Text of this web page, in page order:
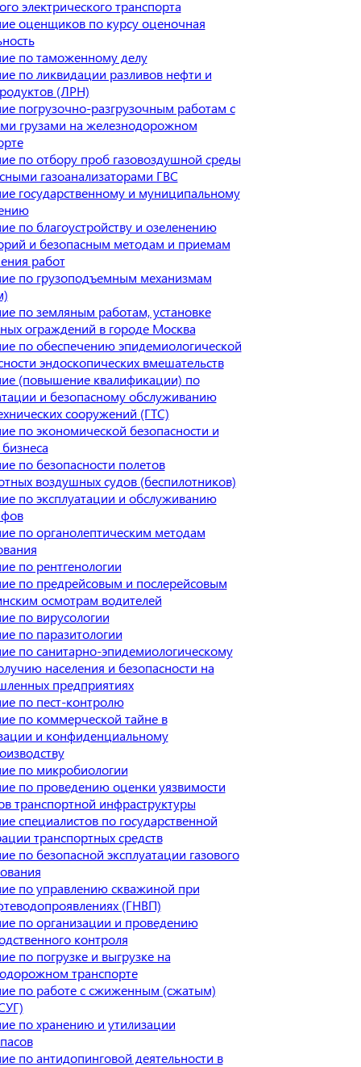
электрического транспорта
оценщиков по курсу оценочная
по таможенному делу
по ликвидации разливов нефти и
(ЛРН)
погрузочно-разгрузочным работам с
грузами на железнодорожном
по отбору проб газовоздушной среды
газоанализаторами ГВС
государственному и муниципальному
по благоустройству и озеленению
и безопасным методам и приемам
работ
по грузоподъемным механизмам
по земляным работам, установке
ограждений в городе Москва
по обеспечению эпидемиологической
эндоскопических вмешательств
(повышение квалификации) по
и безопасному обслуживанию
сооружений (ГТС)
по экономической безопасности и
по безопасности полетов
воздушных судов (беспилотников)
по эксплуатации и обслуживанию
по органолептическим методам
по рентгенологии
по предрейсовым и послерейсовым
осмотрам водителей
по вирусологии
по паразитологии
по санитарно-эпидемиологическому
населения и безопасности на
предприятиях
по пест-контролю
по коммерческой тайне в
и конфиденциальному
по микробиологии
по проведению оценки уязвимости
транспортной инфраструктуры
специалистов по государственной
транспортных средств
по безопасной эксплуатации газового
по управлению скважиной при
(ГНВП)
по организации и проведению
контроля
по погрузке и выгрузке на
транспорте
по работе с сжиженным (сжатым)
по хранению и утилизации
по антидопинговой деятельности в